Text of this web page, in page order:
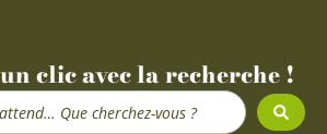
clic avec la recherche !